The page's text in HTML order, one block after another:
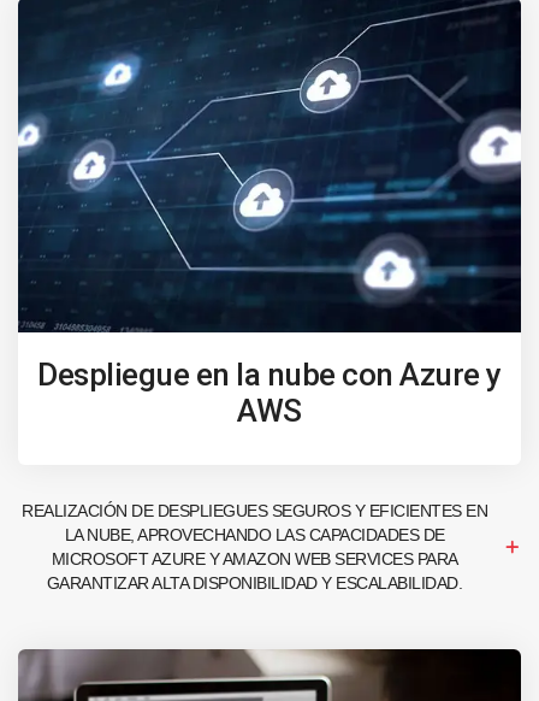
Despliegue en la nube con Azure y
AWS
REALIZACIÓN DE DESPLIEGUES SEGUROS Y EFICIENTES EN
LA NUBE, APROVECHANDO LAS CAPACIDADES DE
MICROSOFT AZURE Y AMAZON WEB SERVICES PARA
GARANTIZAR ALTA DISPONIBILIDAD Y ESCALABILIDAD.